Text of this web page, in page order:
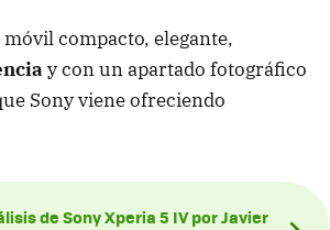
compacto, elegante,
y con un apartado fotográfico
Sony viene ofreciendo
de Sony Xperia 5 IV por Javier